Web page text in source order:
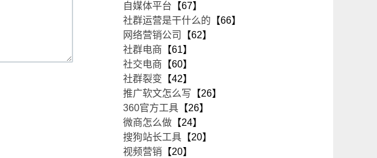
自媒体平台 【67】
社群运营是干什么的 【66】
网络营销公司
【62】
社群电商 【61】
社交电商 【60】
社群裂变 【42】
推广软文怎么写 【26】
360官方工具 【26】
微商怎么做 【24】
搜狗站长工具 【20】
视频营销 【20】